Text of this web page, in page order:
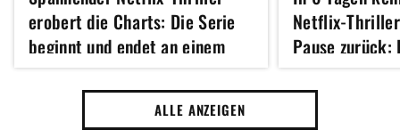
erobert die Charts: Die Serie
beginnt und endet an einem
Nachmittag
Netflix-
Pause zurück:
Jagd nach
ALLE ANZEIGEN